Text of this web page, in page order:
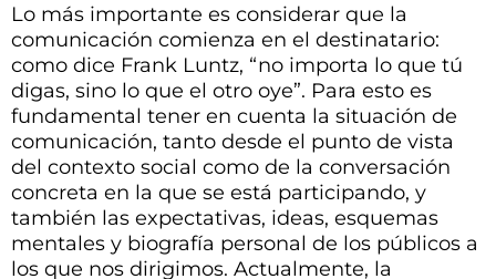
Lo más importante es considerar que la
comunicación comienza en el destinatario:
como dice Frank Luntz, “no importa lo que tú
digas, sino lo que el otro oye”. Para esto es
fundamental tener en cuenta la situación de
comunicación, tanto desde el punto de vista
del contexto social como de la conversación
concreta en la que se está participando, y
también las expectativas, ideas, esquemas
mentales y biografía personal de los públicos a
los que nos dirigimos. Actualmente, la